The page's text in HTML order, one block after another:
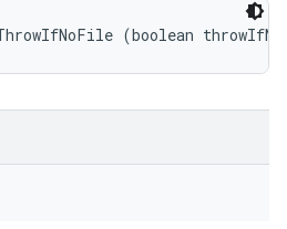
(boolean